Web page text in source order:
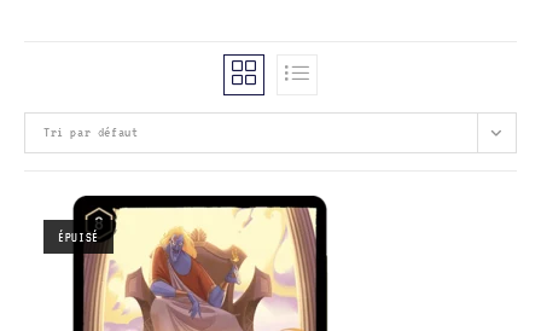
Tri par défaut
ÉPUISÉ